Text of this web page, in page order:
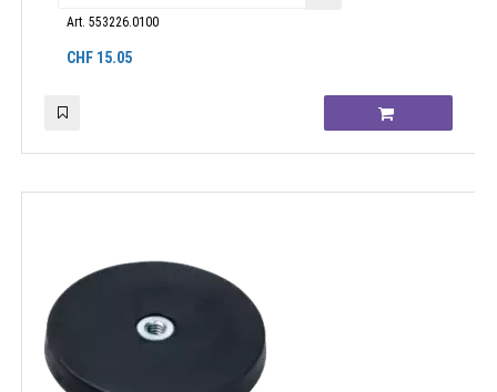
Art. 553226.0100
CHF 15.05